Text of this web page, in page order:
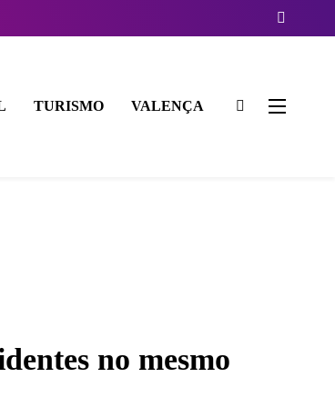
TURISMO VALENÇA
no mesmo